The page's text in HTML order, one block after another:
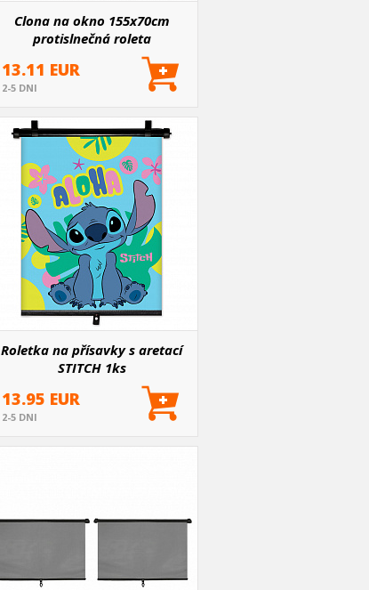
Clona na okno 155x70cm
protislnečná roleta
13.11 EUR
2-5 DNI
Roletka na přísavky s aretací
STITCH 1ks
13.95 EUR
2-5 DNI